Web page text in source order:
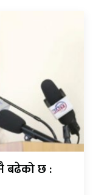
बढेको छ :